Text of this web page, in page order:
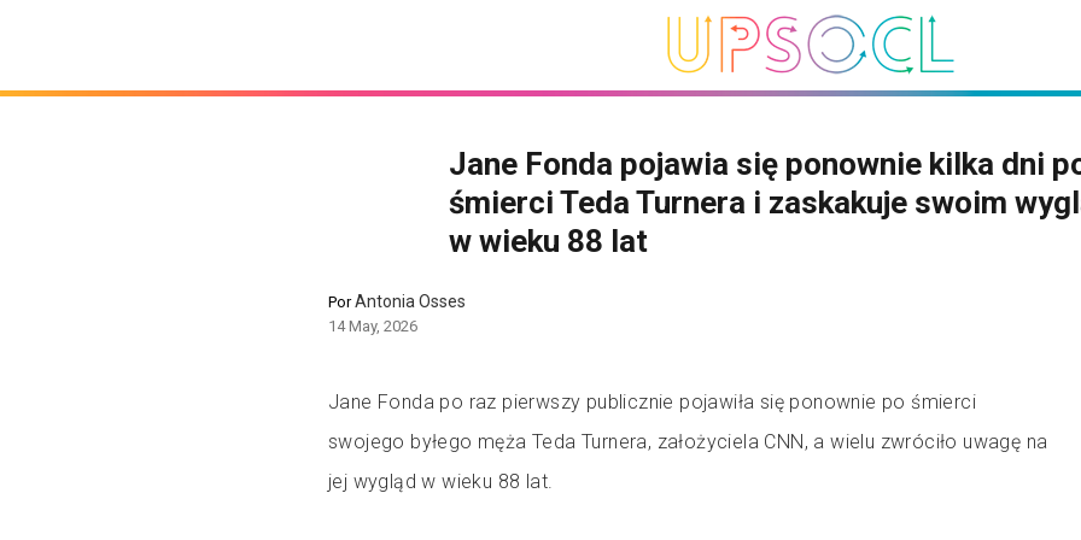
Jane Fonda pojawia się ponownie kilka dni
śmierci Teda Turnera i zaskakuje swoim
w wieku 88 lat
PorAntonia Osses
14 May, 2026
Jane Fonda po raz pierwszy publicznie pojawiła się ponownie po śmierci
swojego byłego męża Teda Turnera, założyciela CNN, a wielu zwróciło uwagę na
jej wygląd w wieku 88 lat.